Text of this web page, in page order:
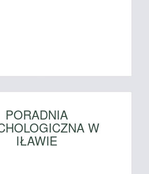
PORADNIA
W
IŁAWIE